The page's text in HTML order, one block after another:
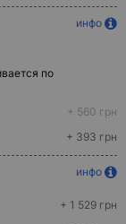
инфо
по
+ 560 грн
+ 393 грн
инфо
+ 1 529 грн